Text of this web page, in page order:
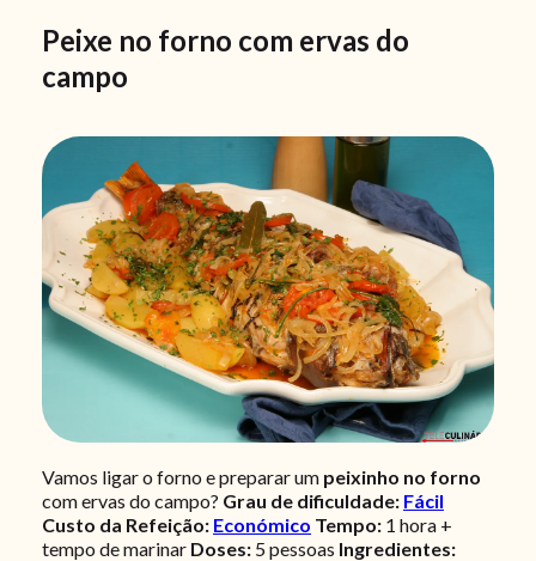
Peixe no forno com ervas do
campo
Vamos ligar o forno e preparar um peixinho no forno
com ervas do campo? Grau de dificuldade: Fácil
Custo da Refeição: Económico Tempo: 1 hora +
tempo de marinar Doses: 5 pessoas Ingredientes: